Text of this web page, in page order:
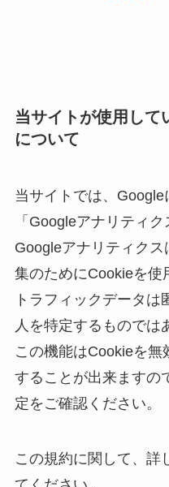
当サイトが使用して
について
当サイトでは、
「Googleアナリティ
Googleアナリティク
集のためにCookieを使
トラフィックデータ
人を特定するものでは
この機能はCookieを
することが出来ますの
定をご確認ください。
この規約に関して、詳